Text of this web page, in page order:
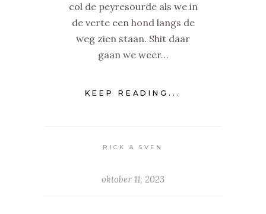
col de peyresourde als we in
de verte een hond langs de
weg zien staan. Shit daar
gaan we weer…
KEEP READING...
RICK & SVEN
oktober 11, 2023